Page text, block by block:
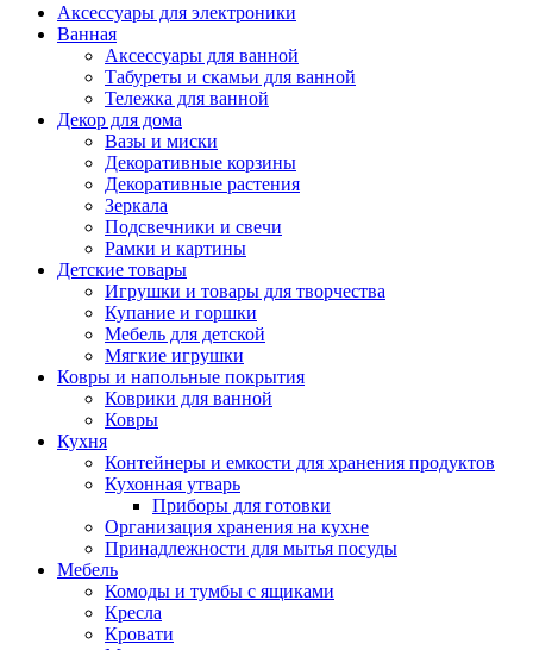
Аксессуары для электроники
Ванная
Аксессуары для ванной
Табуреты и скамьи для ванной
Тележка для ванной
Декор для дома
Вазы и миски
Декоративные корзины
Декоративные растения
Зеркала
Подсвечники и свечи
Рамки и картины
Детские товары
Игрушки и товары для творчества
Купание и горшки
Мебель для детской
Мягкие игрушки
Ковры и напольные покрытия
Коврики для ванной
Ковры
Кухня
Контейнеры и емкости для хранения продуктов
Кухонная утварь
Приборы для готовки
Организация хранения на кухне
Принадлежности для мытья посуды
Мебель
Комоды и тумбы с ящиками
Кресла
Кровати